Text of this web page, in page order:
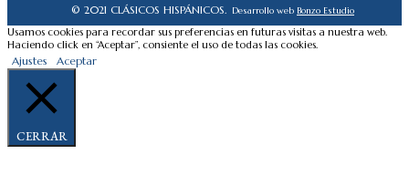
© 2021 CLÁSICOS HISPÁNICOS. Desarrollo web Bonzo Estudio
Usamos cookies para recordar sus preferencias en futuras visitas a nuestra web.
Haciendo click en “Aceptar”, consiente el uso de todas las cookies.
Ajustes Aceptar
CERRAR